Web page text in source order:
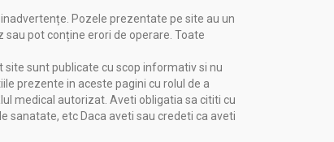
Pozele prezentate pe site au un
pot conține erori de operare. Toate
site sunt publicate cu scop informativ si nu
prezente in aceste pagini cu rolul de a
medical autorizat. Aveti obligatia sa cititi cu
sanatate, etc Daca aveti sau credeti ca aveti